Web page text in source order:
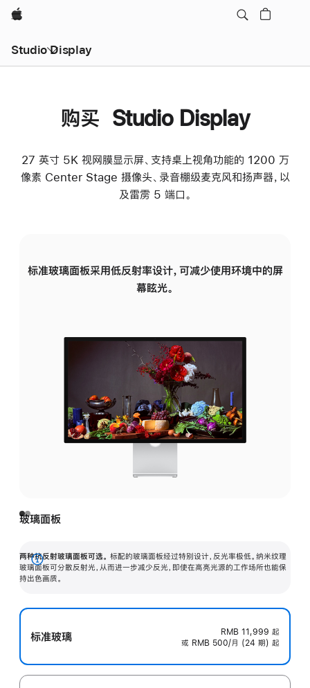
Apple
Studio Display
购买 Studio Display
27 英寸 5K 视网膜显示屏、支持桌上视角功能的 1200 万
像素 Center Stage 摄像头、录音棚级麦克风和扬声器，以
及雷雳 5 端口。
标准玻璃面板采用低反射率设计，可减少使用环境中的屏
幕眩光。
玻璃面板
两种抗反射玻璃面板可选。 标配的玻璃面板经过特别设计，反光率极低。纳米纹理
玻璃面板可分散反射光，从而进一步减少反光，即使在高亮光源的工作场所也能保
持出色画质。
展
开
标准玻璃 RMB 11,999 起
或 RMB 500/月 (24 期) 起